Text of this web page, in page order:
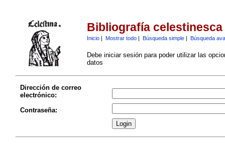
Bibliografía celestinesca
Inicio| Mostrar todo| Búsqueda simple| Búsqueda
Debe iniciar sesión para poder utilizar las
datos
Dirección de correo
electrónico:
Contraseña: